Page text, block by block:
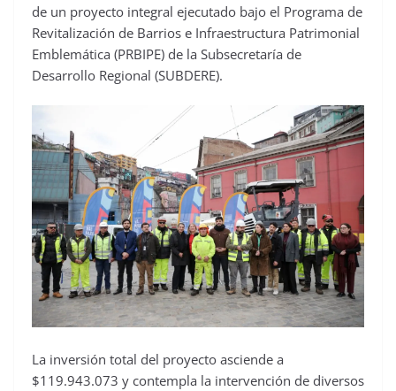
de un proyecto integral ejecutado bajo el Programa de
Revitalización de Barrios e Infraestructura Patrimonial
Emblemática (PRBIPE) de la Subsecretaría de
Desarrollo Regional (SUBDERE).
La inversión total del proyecto asciende a
$119.943.073 y contempla la intervención de diversos